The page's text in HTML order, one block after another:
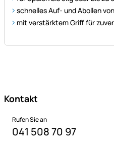
schnelles Auf- und Abollen
mit verstärktem Griff für
Kontakt
Rufen Sie an
041 508 70 97